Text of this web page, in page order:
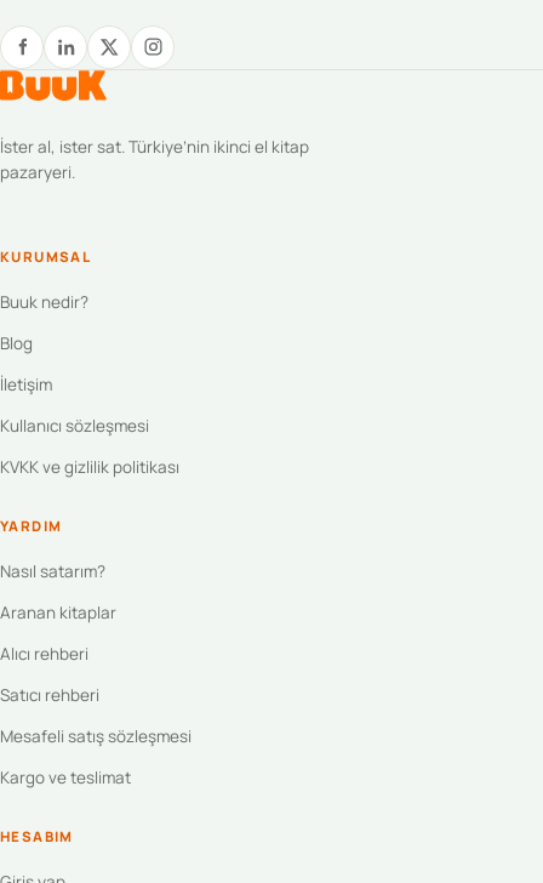
İster al, ister sat. Türkiye’nin ikinci el kitap
pazaryeri.
KURUMSAL
Buuk nedir?
Blog
İletişim
Kullanıcı sözleşmesi
KVKK ve gizlilik politikası
YARDIM
Nasıl satarım?
Aranan kitaplar
Alıcı rehberi
Satıcı rehberi
Mesafeli satış sözleşmesi
Kargo ve teslimat
HESABIM